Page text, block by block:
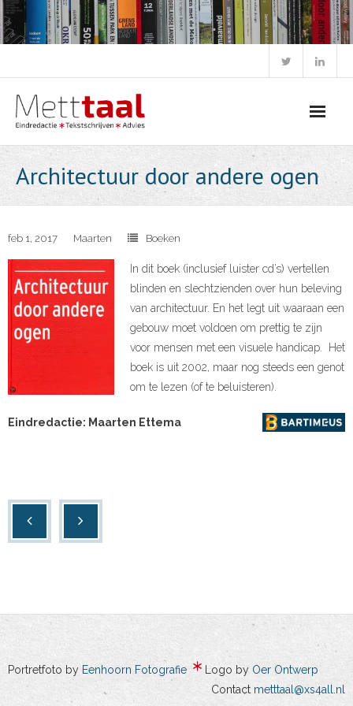
Skip
to
content
Architectuur door andere ogen
feb 1, 2017 Maarten Boeken
In dit boek (inclusief luister cd’s) vertellen
blinden en slechtzienden over hun beleving
van architectuur. En het legt uit waaraan een
gebouw moet voldoen om prettig te zijn
voor mensen met een visuele handicap. Het
boek is uit 2002, maar nog steeds een genot
om te lezen (of te beluisteren).
Eindredactie: Maarten Ettema
Portretfoto by Eenhoorn Fotografie Logo by Oer Ontwerp
Contact metttaal@xs4all.nl